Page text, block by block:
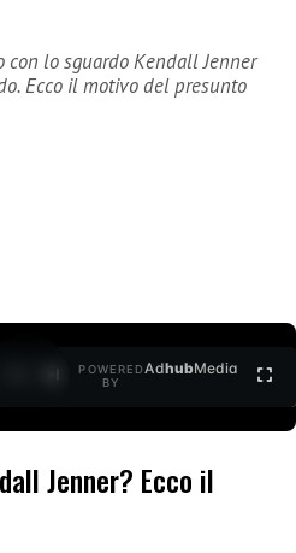
lo sguardo Kendall Jenner
Ecco il motivo del presunto
POWERED
BY
AdhubMedia
Jenner? Ecco il